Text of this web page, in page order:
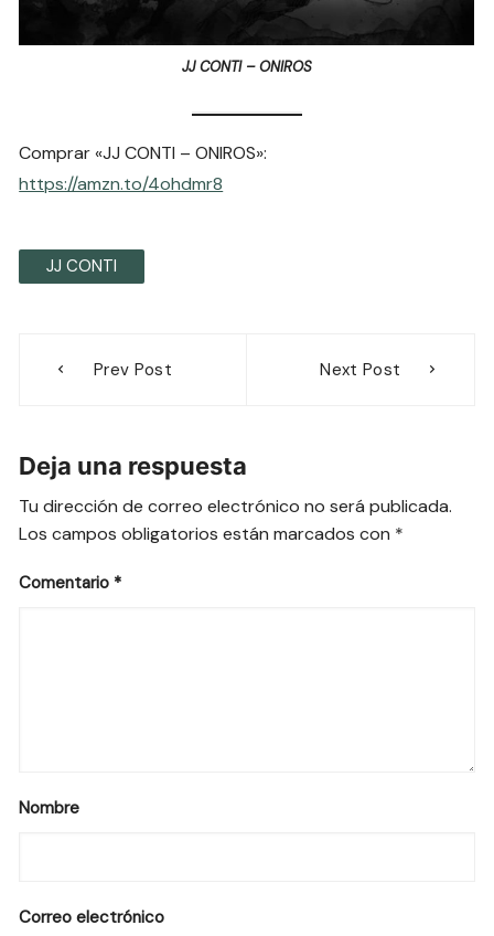
JJ CONTI – ONIROS
Comprar «JJ CONTI – ONIROS»:
https://amzn.to/4ohdmr8
JJ CONTI
Prev Post Next Post
Deja una respuesta
Tu dirección de correo electrónico no será publicada.
Los campos obligatorios están marcados con *
Comentario *
Nombre
Correo electrónico